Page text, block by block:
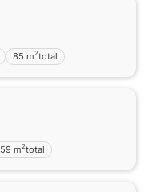
85 m2total
59 m2total